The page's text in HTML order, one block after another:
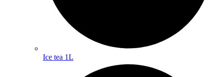
Ice tea 1L